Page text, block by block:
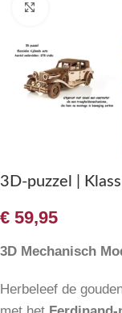
3D-puzzel |
€ 59,95
3D Mechanisch
Herbeleef de